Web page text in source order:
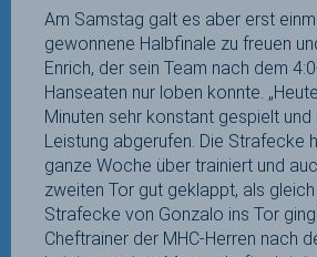
Am Samstag galt es aber erst
gewonnene Halbfinale zu freuen
Enrich, der sein Team nach dem
Hanseaten nur loben konnte.
Minuten sehr konstant gespielt
Leistung abgerufen. Die Strafecke
ganze Woche über trainiert und
zweiten Tor gut geklappt, als
Strafecke von Gonzalo ins Tor
Cheftrainer der MHC-Herren nach